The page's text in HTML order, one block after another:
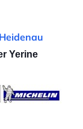
Yerine